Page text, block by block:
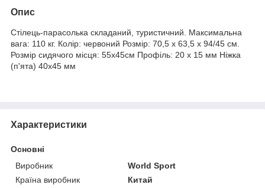
Опис
Стілець-парасолька складаний, туристичний. Максимальна
вага: 110 кг. Колір: червоний Розмір: 70,5 х 63,5 х 94/45 см.
Розмір сидячого місця: 55х45см Профіль: 20 х 15 мм Ніжка
(п'ята) 40х45 мм
Характеристики
Основні
Виробник
World Sport
Країна виробник
Китай